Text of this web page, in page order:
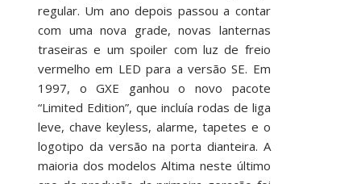
regular. Um ano depois passou a contar
com uma nova grade, novas lanternas
traseiras e um spoiler com luz de freio
vermelho em LED para a versão SE. Em
1997, o GXE ganhou o novo pacote
“Limited Edition”, que incluía rodas de liga
leve, chave keyless, alarme, tapetes e o
logotipo da versão na porta dianteira. A
maioria dos modelos Altima neste último